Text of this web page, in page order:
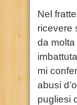
Nel
ricevere
da
mi
abusi
pugliesi